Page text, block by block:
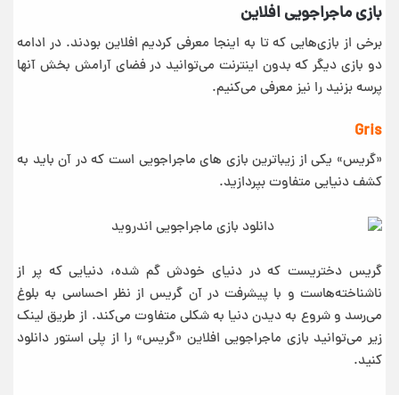
بازی ماجراجویی افلاین
برخی از بازی‌هایی که تا به اینجا معرفی کردیم افلاین بودند. در ادامه
دو بازی دیگر که بدون اینترنت می‌توانید در فضای آرامش بخش آنها
پرسه بزنید را نیز معرفی می‌کنیم.
Gris
«گریس» یکی از زیباترین بازی های ماجراجویی است که در آن باید به
کشف دنیایی متفاوت بپردازید.
گریس دختریست که در دنیای خودش گم شده، دنیایی که پر از
ناشناخته‌هاست و با پیشرفت در آن گریس از نظر احساسی به بلوغ
می‌رسد و شروع به دیدن دنیا به شکلی متفاوت می‌کند. از طریق لینک
زیر می‌توانید بازی ماجراجویی افلاین «گریس» را از پلی استور دانلود
کنید.